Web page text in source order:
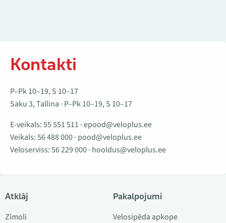
Kontakti
P–Pk 10–19, S 10–17
Saku 3, Tallina · P–Pk 10–19, S 10–17
E-veikals:55 551 511 ·epood@veloplus.ee
Veikals:56 488 000· pood@veloplus.ee
Veloserviss:56 229 000· hooldus@veloplus.ee
Atklāj
Zīmoli
Pakalpojumi
Velosipēda apkope